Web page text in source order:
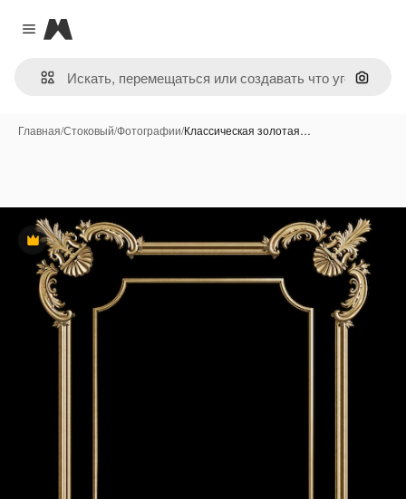
Close menu
Magnific
Поиск
Главная/Стоковый/Фотографии/Классическая золотая…
Премиум